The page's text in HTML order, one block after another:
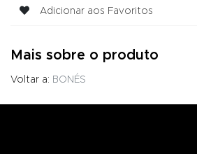
Adicionar aos Favoritos
Mais sobre o produto
Voltar a: BONÉS